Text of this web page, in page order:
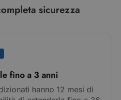
sicurezza
fino a 3 anni
hanno 12 mesi di